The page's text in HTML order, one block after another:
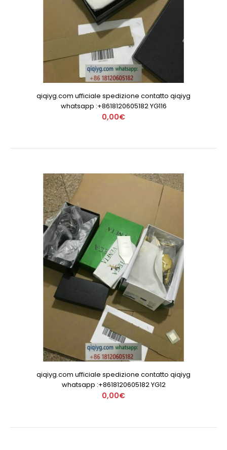
qiqiyg.com ufficiale spedizione contatto qiqiyg
whatsapp :+8618120605182 YG116
0,00€
qiqiyg.com ufficiale spedizione contatto qiqiyg
whatsapp :+8618120605182 YG12
0,00€